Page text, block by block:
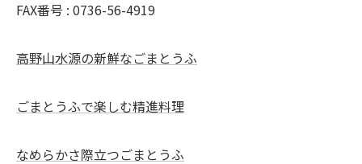
FAX番号 : 0736-56-4919
高野山水源の新鮮なごまとうふ
ごまとうふで楽しむ精進料理
なめらかさ際立つごまとうふ